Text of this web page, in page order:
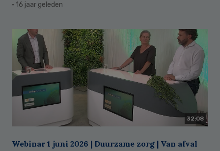
· 16 jaar geleden
32:08
Webinar 1 juni 2026 | Duurzame zorg | Van afval